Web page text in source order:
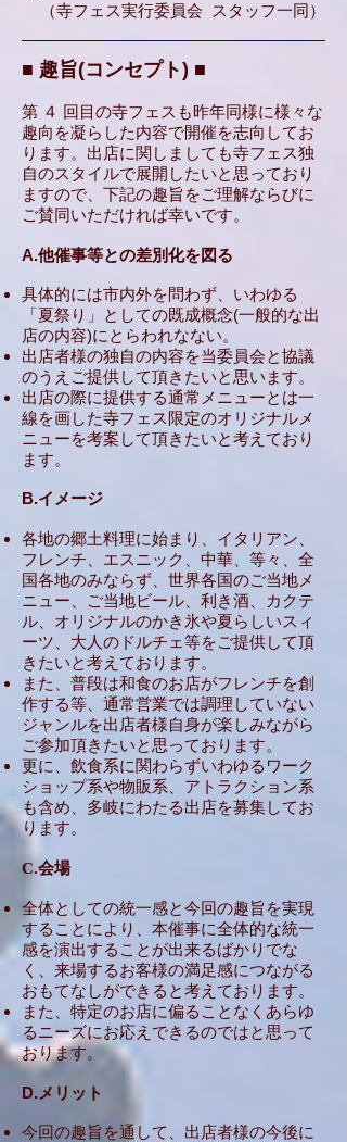
（寺フェス実行委員会 スタッフ一同）
■ 趣旨(コンセプト) ■
第 ４ 回目の寺フェスも昨年同様に様々な
趣向を凝らした内容で開催を志向してお
ります。出店に関しましても寺フェス独
自のスタイルで展開したいと思っており
ますので、下記の趣旨をご理解ならびに
ご賛同いただければ幸いです。
A.他催事等との差別化を図る
具体的には市内外を問わず、いわゆる
「夏祭り」としての既成概念(一般的な出
店の内容)にとらわれなない。
出店者様の独自の内容を当委員会と協議
のうえご提供して頂きたいと思います。
出店の際に提供する通常メニューとは一
線を画した寺フェス限定のオリジナルメ
ニューを考案して頂きたいと考えており
ます。
B.イメージ
各地の郷土料理に始まり、イタリアン、
フレンチ、エスニック、中華、等々、全
国各地のみならず、世界各国のご当地メ
ニュー、ご当地ビール、利き酒、カクテ
ル、オリジナルのかき氷や夏らしいスィ
ーツ、大人のドルチェ等をご提供して頂
きたいと考えております。
また、普段は和食のお店がフレンチを創
作する等、通常営業では調理していない
ジャンルを出店者様自身が楽しみながら
ご参加頂きたいと思っております。
更に、飲食系に関わらずいわゆるワーク
ショップ系や物販系、アトラクション系
も含め、多岐にわたる出店を募集してお
ります。
C.会場
全体としての統一感と今回の趣旨を実現
することにより、本催事に全体的な統一
感を演出することが出来るばかりでな
く、来場するお客様の満足感につながる
おもてなしができると考えております。
また、特定のお店に偏ることなくあらゆ
るニーズにお応えできるのではと思って
おります。
D.メリット
今回の趣旨を通して、出店者様の今後に